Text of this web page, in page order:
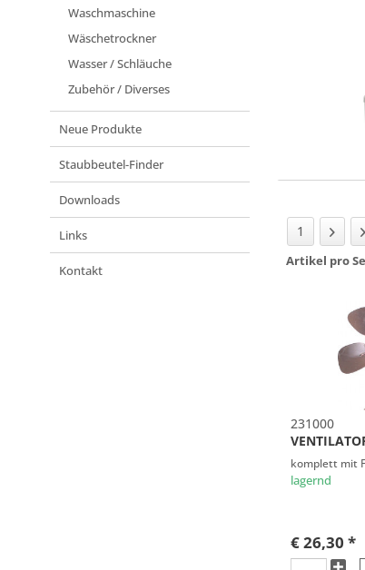
Waschmaschine
Wäschetrockner
Wasser / Schläuche
Zubehör / Diverses
Neue Produkte
Staubbeutel-Finder
Downloads
Links
Kontakt
1
Artikel pro
231000
komplett mit
lagernd
€ 26,30 *